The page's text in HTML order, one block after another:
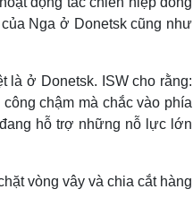
Nga ở Donetsk cũng như
là ở Donetsk. ISW cho rằng:
chậm mà chắc vào phía
hỗ trợ những nỗ lực lớn
vòng vây và chia cắt hàng